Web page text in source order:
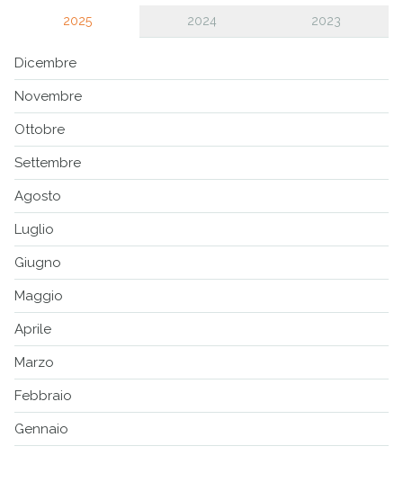
2025 2024 2023
Dicembre
Novembre
Ottobre
Settembre
Agosto
Luglio
Giugno
Maggio
Aprile
Marzo
Febbraio
Gennaio